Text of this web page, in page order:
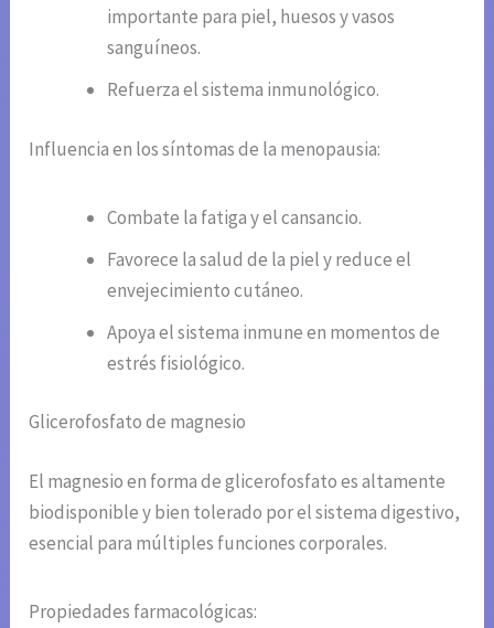
importante para piel, huesos y vasos
sanguíneos.
Refuerza el sistema inmunológico.
Influencia en los síntomas de la menopausia:
Combate la fatiga y el cansancio.
Favorece la salud de la piel y reduce el
envejecimiento cutáneo.
Apoya el sistema inmune en momentos de
estrés fisiológico.
Glicerofosfato de magnesio
El magnesio en forma de glicerofosfato es altamente
biodisponible y bien tolerado por el sistema digestivo,
esencial para múltiples funciones corporales.
Propiedades farmacológicas: